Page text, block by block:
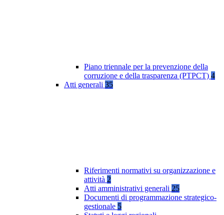
Piano triennale per la prevenzione della
corruzione e della trasparenza (PTPCT) 4
Atti generali 35
Riferimenti normativi su organizzazione e
attività 2
Atti amministrativi generali 25
Documenti di programmazione strategico-
gestionale 5